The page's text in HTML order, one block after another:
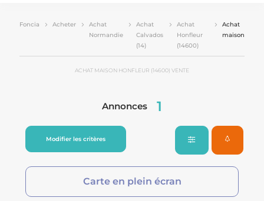
Foncia Acheter
Achat
Normandie
Achat
Calvados
(14)
Achat
Honfleur
(14600)
Achat
maison
ACHAT MAISON HONFLEUR (14600) VENTE
Annonces 1
Modifier les critères
Carte en plein écran